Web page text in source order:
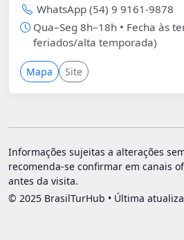
WhatsApp (54) 9 9161-9878
Qua–Seg 8h–18h • Fecha às
feriados/alta temporada)
Mapa Site
Informações sujeitas a alterações
recomenda-se confirmar em canais
antes da visita.
© 2025 BrasilTurHub • Última